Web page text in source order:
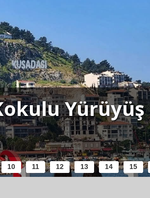
10 11 12 13 14 15